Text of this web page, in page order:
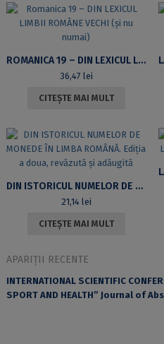
ROMANICA 19 – DIN LEXICUL LIMBII ROMÂNE VECHI (ŞI NU NUMAI)
36,47 lei
CITEȘTE MAI MULT
DIN ISTORICUL NUMELOR DE MONEDE ÎN LIMBA ROMÂNĂ. EDIȚIA A DOUA, REVĂZUTĂ ȘI ADĂUGITĂ
21,14 lei
CITEȘTE MAI MULT
APARIȚII RECENTE
INTERNATIONAL SCIENTIFIC
SPORT AND HEALTH” Journal of